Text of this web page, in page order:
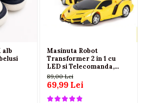
alb
Masinuta Robot
Transformer 2 in 1 cu
LED si Telecomanda,
Scara 1:18, Galbena, 6 ani+
89,00 Lei
69,99 Lei